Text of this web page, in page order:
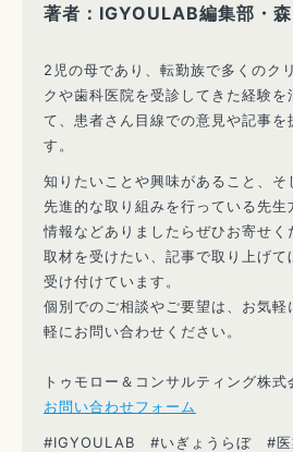
著者：IGYOULAB編集部・
2児の母であり、転勤族で多くのク
クや歯科医院を受診してきた経験を
て、患者さん目線での意見や記事を
す。
知りたいことや興味があること、そ
先進的な取り組みを行っている先生
情報などありましたらぜひお寄せく
取材を受けたい、記事で取り上げて
受け付けています。
個別でのご相談やご要望は、お気
軽にお問い合わせください。
トゥモロー＆コンサルティング株式
お問い合わせフォーム
#IGYOULAB #いぎょうらぼ #医